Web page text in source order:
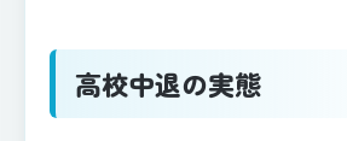
高校中退の実態